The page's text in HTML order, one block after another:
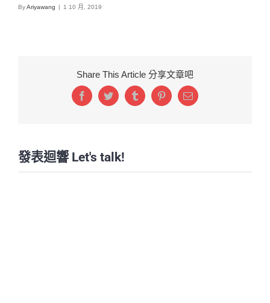
ByAriyawang | 1 10 月, 2019
Share This Article 分享文章吧
FacebookTwitterTumblrPinterestEmail:
發表迴響 Let's talk!